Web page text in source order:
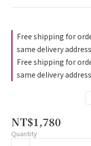
Free shipping for
same delivery
Free shipping for
same delivery
NT$1,780
Quantity